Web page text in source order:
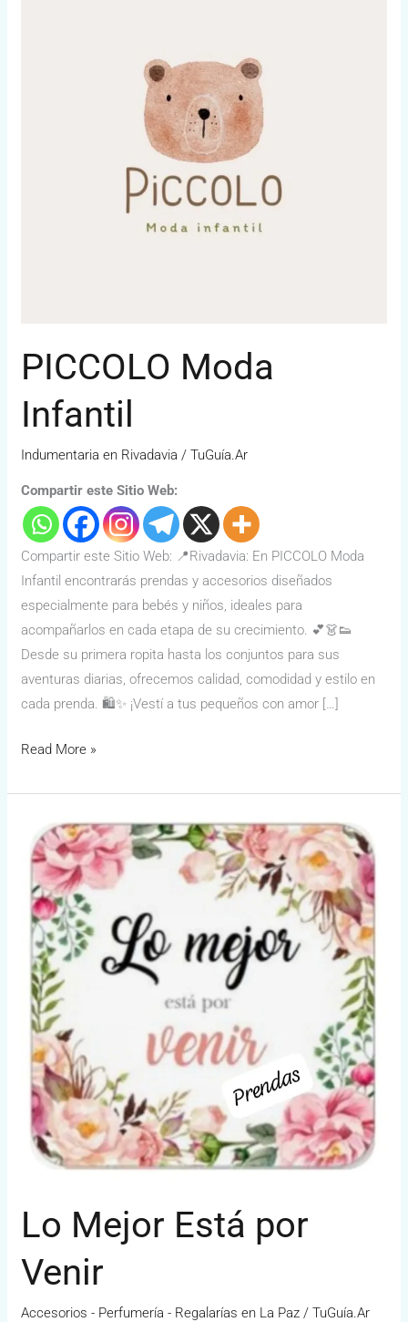
PICCOLO Moda
Infantil
Indumentaria en Rivadavia /TuGuía.Ar
Compartir este Sitio Web:
Compartir este Sitio Web: 📍Rivadavia: En PICCOLO Moda
Infantil encontrarás prendas y accesorios diseñados
especialmente para bebés y niños, ideales para
acompañarlos en cada etapa de su crecimiento. 💕👗👟
Desde su primera ropita hasta los conjuntos para sus
aventuras diarias, ofrecemos calidad, comodidad y estilo en
cada prenda. 🛍️✨ ¡Vestí a tus pequeños con amor […]
Read More »
Lo Mejor Está por
Venir
Accesorios - Perfumería - Regalarías en La Paz /TuGuía.Ar
Mejor
Está
por
Venir